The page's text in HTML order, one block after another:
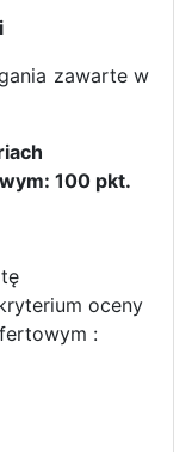
zawarte w
100 pkt.
oceny
: